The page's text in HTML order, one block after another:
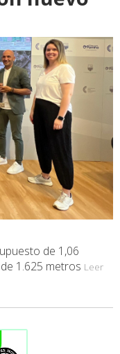
de 1,06
1.625 metros Leer